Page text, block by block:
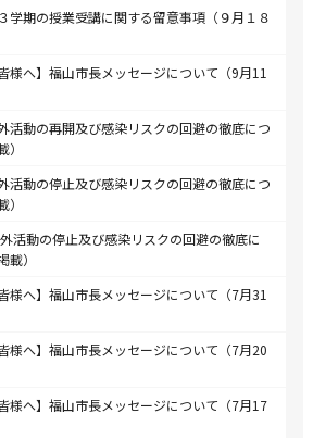
学期の授業受講に関する留意事項（９月１８
様へ】福山市長メッセージについて（9月11
活動の再開及び感染リスクの回避の徹底につ
活動の停止及び感染リスクの回避の徹底につ
活動の停止及び感染リスクの回避の徹底に
）
様へ】福山市長メッセージについて（7月31
様へ】福山市長メッセージについて（7月20
様へ】福山市長メッセージについて（7月17